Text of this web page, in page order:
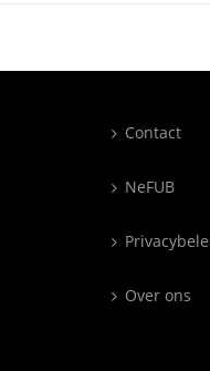
Contact
NeFUB
Over ons